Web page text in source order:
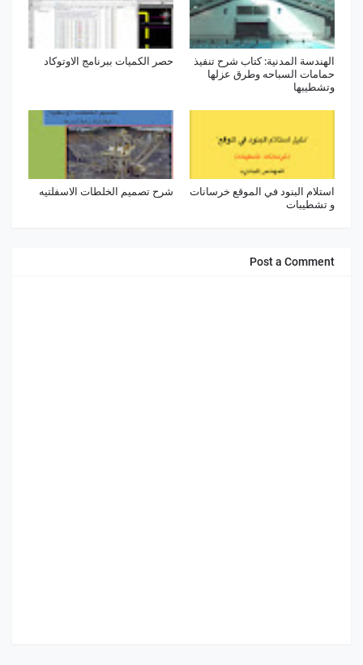
الهندسة المدنية: كتاب شرح تنفيذ
حمامات السباحه وطرق عزلها
وتشطيبها
حصر الكميات ببرنامج الاوتوكاد
استلام البنود في الموقع خرسانات
و تشطيبات
شرح تصميم الخلطات الاسفلتيه
Post a Comment